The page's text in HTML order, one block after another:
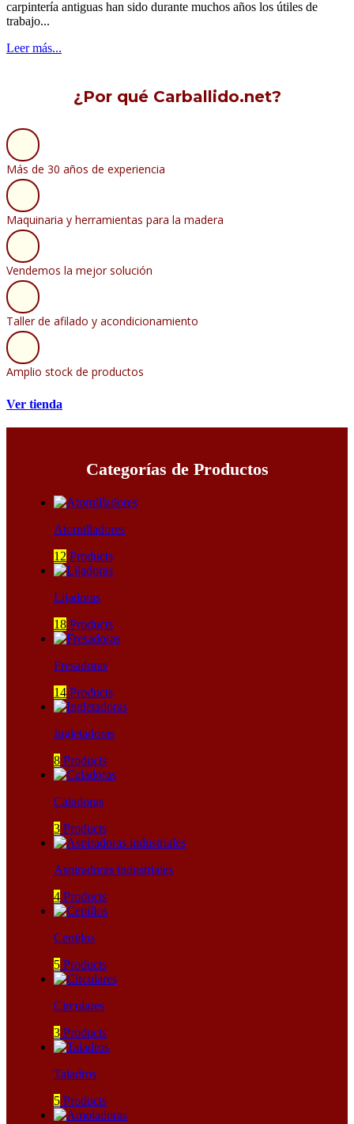
carpintería antiguas han sido durante muchos años los útiles de
trabajo...
Leer más...
¿Por qué Carballido.net?
Más de 30 años de experiencia
Maquinaria y herramientas para la madera
Vendemos la mejor solución
Taller de afilado y acondicionamiento
Amplio stock de productos
Ver tienda
Categorías de Productos
Atornilladores
12 Products
Lijadoras
18 Products
Fresadoras
14 Products
Ingletadoras
8 Products
Caladoras
3 Products
Aspiradoras industriales
4 Products
Cepillos
5 Products
Circulares
3 Products
Taladros
5 Products